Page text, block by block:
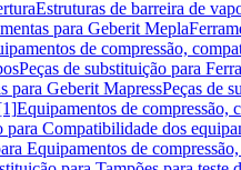
Estruturas de barreira de
para Geberit Mepla
de compressão,
Peças de substituição para
para Geberit MapressPeças de
Equipamentos de compressão,
para Compatibilidade dos
Equipamentos de